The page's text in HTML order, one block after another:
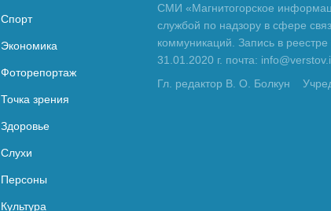
Спорт
Экономика
Фоторепортаж
Точка зрения
Здоровье
Слухи
Персоны
Культура
СМИ «Магнитогорское
службой по надзору в сфере
коммуникаций. Запись в
31.01.2020 г. почта:
Гл. редактор В. О. Болкун